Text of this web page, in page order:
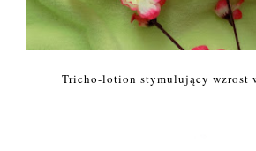
Tricho-lotion stymulujący wzrost